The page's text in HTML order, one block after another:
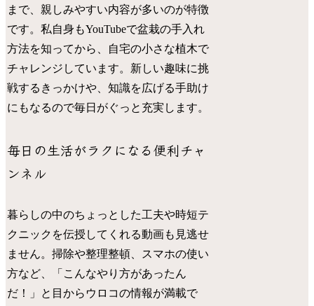
まで、親しみやすい内容が多いのが特徴
です。私自身もYouTubeで盆栽の手入れ
方法を知ってから、自宅の小さな植木で
チャレンジしています。新しい趣味に挑
戦するきっかけや、知識を広げる手助け
にもなるので毎日がぐっと充実します。
毎日の生活がラクになる便利チャ
ンネル
暮らしの中のちょっとした工夫や時短テ
クニックを伝授してくれる動画も見逃せ
ません。掃除や整理整頓、スマホの使い
方など、「こんなやり方があったん
だ！」と目からウロコの情報が満載で